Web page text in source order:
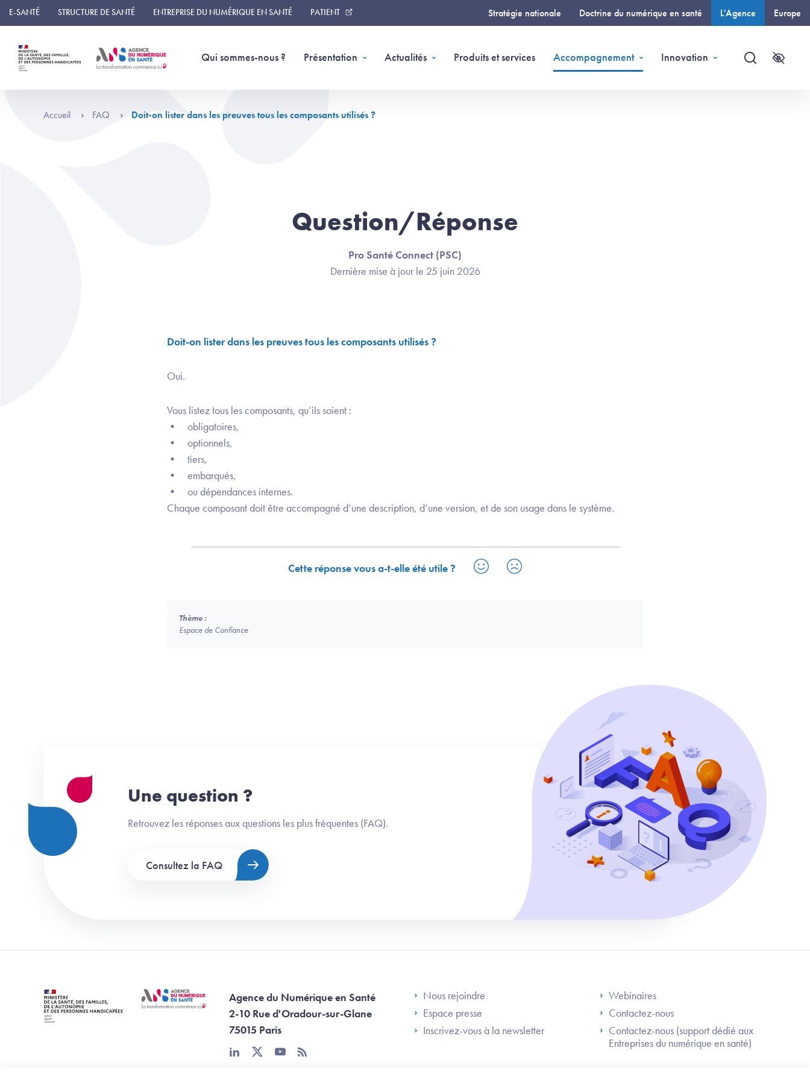
Panneau de gestion des cookies
E-SANTÉ STRUCTURE DE SANTÉ ENTREPRISE DU NUMÉRIQUE EN SANTÉ PATIENT Stratégie nationale Doctrine du numérique en santé L'Agence Europe
Qui sommes-nous ? Présentation Actualités Produits et services Accompagnement Innovation
Recherche
Accueil FAQ Doit-on lister dans les preuves tous les composants utilisés ?
Question/Réponse
Pro Santé Connect (PSC)
Dernière mise à jour le 25 juin 2026
Doit-on lister dans les preuves tous les composants utilisés ?
Oui.
Vous listez tous les composants, qu’ils soient :
• obligatoires,
• optionnels,
• tiers,
• embarqués,
• ou dépendances internes.
Chaque composant doit être accompagné d’une description, d’une version, et de son usage dans le système.
Cette réponse vous a-t-elle été utile ?
Thème :
Espace de Confiance
Une question ?
Retrouvez les réponses aux questions les plus fréquentes (FAQ).
Consultez la FAQ
Agence du Numérique en Santé
2-10 Rue d'Oradour-sur-Glane
75015 Paris
linkedintwitteryoutube
rss
Footer Left ANS
Nous rejoindre
Espace presse
Inscrivez-vous à la newsletter
Footer Right ANS
Webinaires
Contactez-nous
Contactez-nous (support dédié aux
Entreprises du numérique en santé)